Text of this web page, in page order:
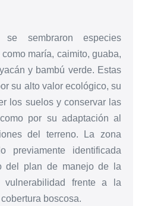
sembraron especies
maría, caimito, guaba,
y bambú verde. Estas
su alto valor ecológico, su
los suelos y conservar las
por su adaptación al
del terreno. La zona
previamente identificada
del plan de manejo de la
frente a la
boscosa.